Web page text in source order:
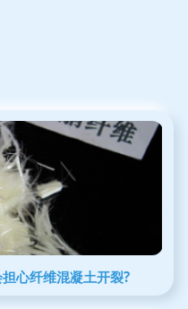
心纤维混凝土开裂?